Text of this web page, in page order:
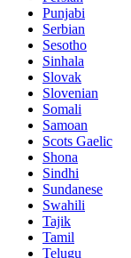
Punjabi
Serbian
Sesotho
Sinhala
Slovak
Slovenian
Somali
Samoan
Scots Gaelic
Shona
Sindhi
Sundanese
Swahili
Tajik
Tamil
Telugu